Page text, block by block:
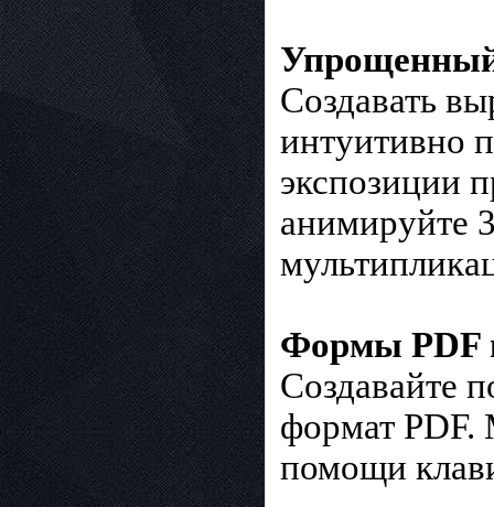
Упрощенный
Создавать
интуитивно
экспозиции
анимируйте
Формы PDF
Создавайте
формат PDF.
помощи